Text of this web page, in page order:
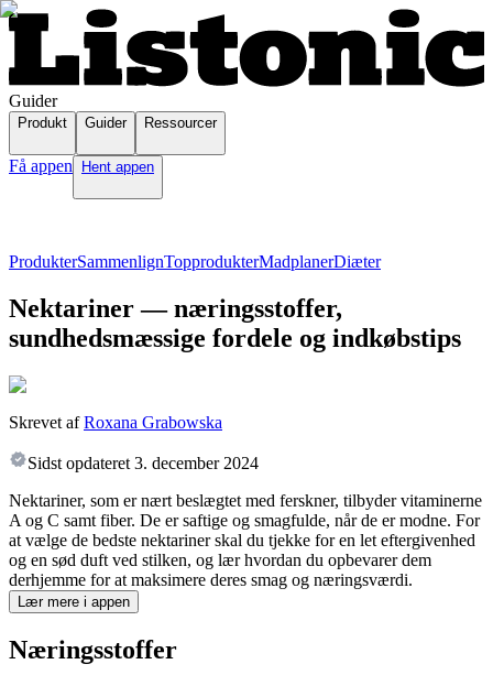
Guider
Produkt Guider Ressourcer
Få appen Hent appen
ProdukterSammenlignTopprodukterMadplanerDiæter
Nektariner — næringsstoffer,
sundhedsmæssige fordele og indkøbstips
Skrevet af Roxana Grabowska
Sidst opdateret 3. december 2024
Nektariner, som er nært beslægtet med ferskner, tilbyder vitaminerne
A og C samt fiber. De er saftige og smagfulde, når de er modne. For
at vælge de bedste nektariner skal du tjekke for en let eftergivenhed
og en sød duft ved stilken, og lær hvordan du opbevarer dem
derhjemme for at maksimere deres smag og næringsværdi.
Lær mere i appen
Næringsstoffer